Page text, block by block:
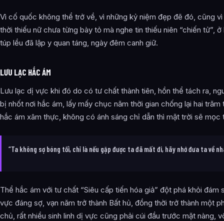
Vì cố quốc không thể trở về, vì những kỷ niệm đẹp đẽ đó, cũng
thời thiếu nữ chưa từng bày tỏ mà nghe tin thiếu niên “chiến tử”, ở
túp lều đã lập y quan táng, ngày đêm canh giữ.
LƯU LẠC HẮC ÁM
Lưu lạc dị vực khi đó do có tư chất thành tiên, hồn thể tách ra,
bị nhốt nơi hắc ám, lấy mấy chục năm thời gian chống lại hai trăm
hắc ám xâm thực, không có ánh sáng chỉ dẫn thì mặt trời sẽ mọc
“Ta không sợ bóng tối, chỉ là nếu gặp được ta đã mất đi, hãy nhớ đưa ta về
Thể hắc ám với tư chất “Siêu cấp tiến hóa giả” đột phá khỏi đám
vực đáng sợ, vạn năm trở thành Bất hủ, đồng thời trở thành một
chủ, rất nhiều sinh linh dị vực cũng phải cúi đầu trước mặt nàng,